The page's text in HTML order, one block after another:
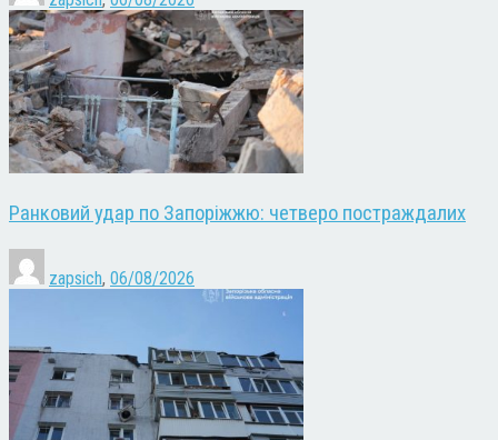
Ранковий удар по Запоріжжю: четверо постраждалих
zapsich, 06/08/2026